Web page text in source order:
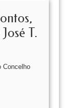
T.
Concelho